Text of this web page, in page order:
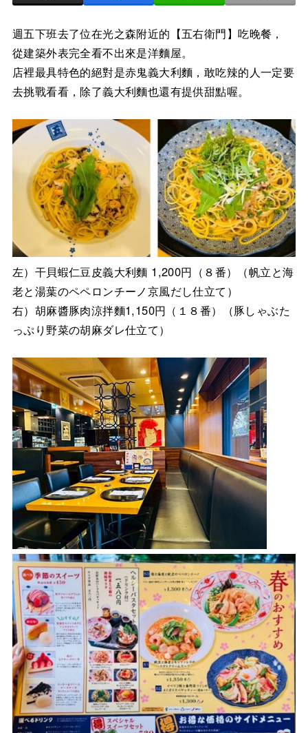
週五下班去了位在光之森附近的【五右衛門】吃晚餐，
從建築外表完全看不出來是洋麵屋。
店裡最具特色的絕對是赤鬼義大利麵，敢吃辣的人一定要
去挑戰看看，除了義大利麵也還有提供甜點喔。
左）干貝蝦仁豆皮義大利麵 1,200円（８番）（帆立と海
老と湯葉のペペロンチーノ京風だし仕立て）
右）胡麻醬豚肉涼拌麵1,150円（１８番）（豚しゃぶた
っぷり野菜の胡麻ダレ仕立て）